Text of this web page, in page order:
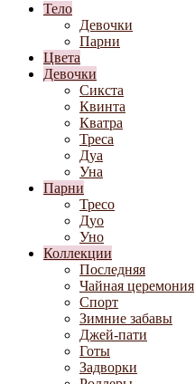
Тело
Девочки
Парни
Цвета
Девочки
Сикста
Квинта
Кватра
Треса
Дуа
Уна
Парни
Тресо
Дуо
Уно
Коллекции
Последняя
Чайная церемония
Спорт
Зимние забавы
Джей-пати
Готы
Задворки